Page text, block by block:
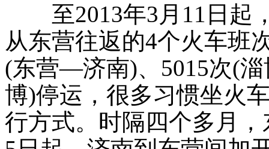
至2013年3月11日起
从东营往返的4个火车班
(东营—济南)、5015次(
博)停运，很多习惯坐火
行方式。时隔四个多月